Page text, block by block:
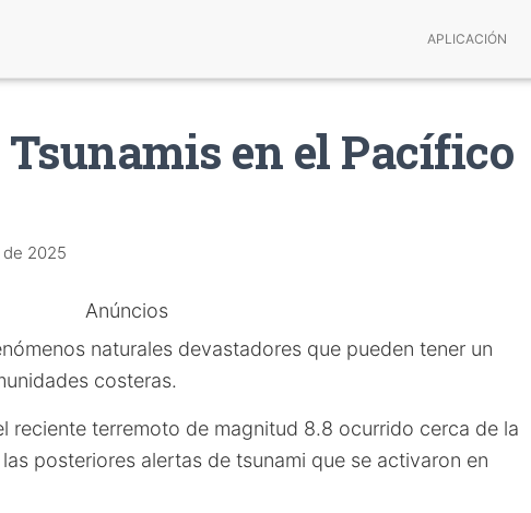
APLICACIÓN
en el Pacífico
de 2025
Anúncios
naturales devastadores que pueden tener un
costeras.
reciente terremoto de magnitud 8.8 ocurrido cerca de la
posteriores alertas de tsunami que se activaron en